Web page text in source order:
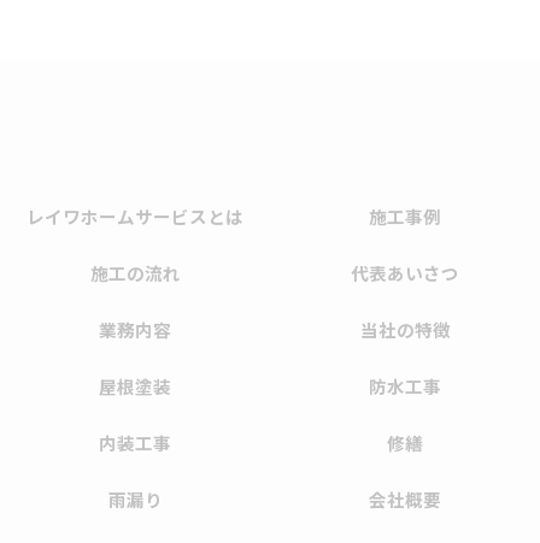
レイワホームサービスとは 施工事例
施工の流れ 代表あいさつ
業務内容 当社の特徴
屋根塗装 防水工事
内装工事 修繕
雨漏り 会社概要